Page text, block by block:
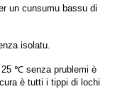
un cunsumu bassu di
isolatu.
℃ senza prublemi è
è tutti i tippi di lochi